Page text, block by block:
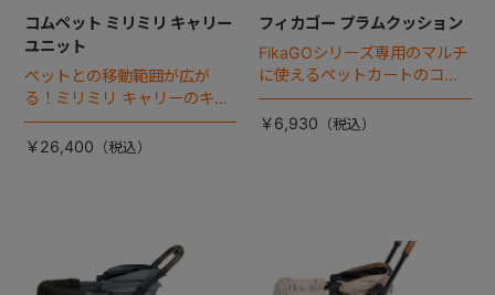
コムペット ミリミリ キャリー
ユニット
ペットとの移動範囲が広が
る！ミリミリ キャリーのキャ
リー部単品が登場！
￥26,400
フィカゴー プラムクッション
FikaGOシリーズ専用のマルチ
に使えるペットカートのコー
ナークッション登場。
￥6,930